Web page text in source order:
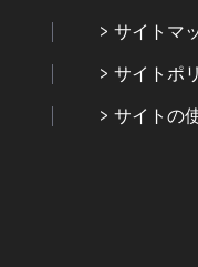
サイトマ
サイトポ
サイトの